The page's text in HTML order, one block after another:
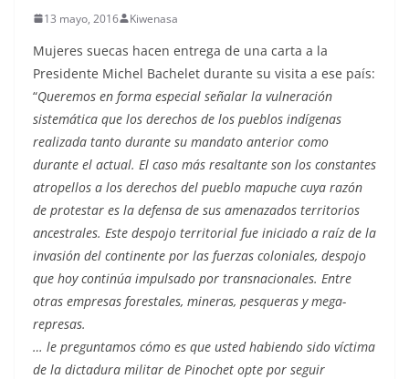
13 mayo, 2016 Kiwenasa
Mujeres suecas hacen entrega de una carta a la
Presidente Michel Bachelet durante su visita a ese país:
“Queremos en forma especial señalar la vulneración
sistemática que los derechos de los pueblos indígenas
realizada tanto durante su mandato anterior como
durante el actual. El caso más resaltante son los constantes
atropellos a los derechos del pueblo mapuche cuya razón
de protestar es la defensa de sus amenazados territorios
ancestrales. Este despojo territorial fue iniciado a raíz de la
invasión del continente por las fuerzas coloniales, despojo
que hoy continúa impulsado por transnacionales. Entre
otras empresas forestales, mineras, pesqueras y mega-
represas.
… le preguntamos cómo es que usted habiendo sido víctima
de la dictadura militar de Pinochet opte por seguir